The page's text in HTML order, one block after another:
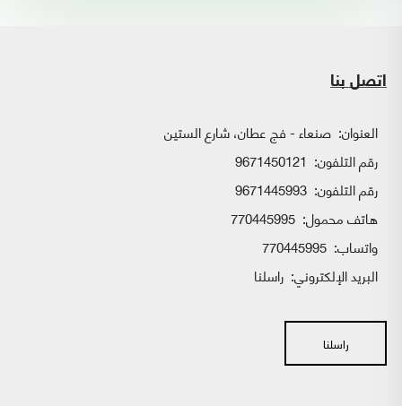
اتصل بنا
العنوان: صنعاء - فج عطان، شارع الستين
رقم التلفون: 9671450121
رقم التلفون: 9671445993
هاتف محمول: 770445995
واتساب:
البريد الإلكتروني: راسلنا
راسلنا